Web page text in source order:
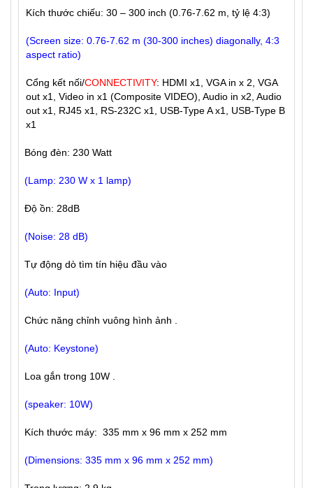
Kích thước chiếu: 30 – 300 inch (0.76-7.62 m, tỷ lệ 4:3)
(Screen size: 0.76-7.62 m (30-300 inches) diagonally, 4:3
aspect ratio)
Cổng kết nối/CONNECTIVITY: HDMI x1, VGA in x 2, VGA
out x1, Video in x1 (Composite VIDEO), Audio in x2, Audio
out x1, RJ45 x1, RS-232C x1, USB-Type A x1, USB-Type B
x1
Bóng đèn: 230 Watt
(Lamp: 230 W x 1 lamp)
Độ ồn: 28dB
(Noise: 28 dB)
Tự động dò tìm tín hiệu đầu vào
(Auto: Input)
Chức năng chỉnh vuông hình ảnh .
(Auto: Keystone)
Loa gắn trong 10W .
(speaker: 10W)
Kích thước máy: 335 mm x 96 mm x 252 mm
(Dimensions: 335 mm x 96 mm x 252 mm)